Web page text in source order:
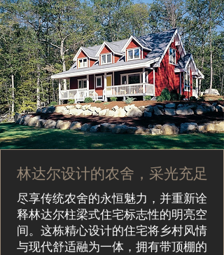
林达尔设计的农舍，采光充足
尽享传统农舍的永恒魅力，并重新诠
释林达尔柱梁式住宅标志性的明亮空
间。这栋精心设计的住宅将乡村风情
与现代舒适融为一体，拥有带顶棚的